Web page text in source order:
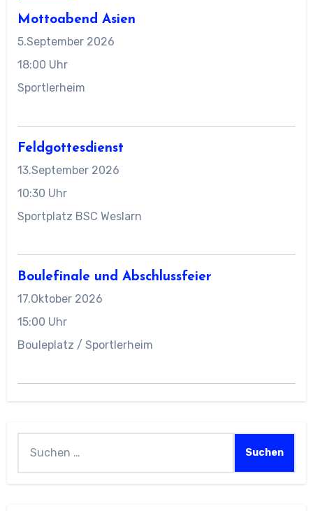
Mottoabend Asien
5.September 2026
18:00 Uhr
Sportlerheim
Feldgottesdienst
13.September 2026
10:30 Uhr
Sportplatz BSC Weslarn
Boulefinale und Abschlussfeier
17.Oktober 2026
15:00 Uhr
Bouleplatz / Sportlerheim
nach: